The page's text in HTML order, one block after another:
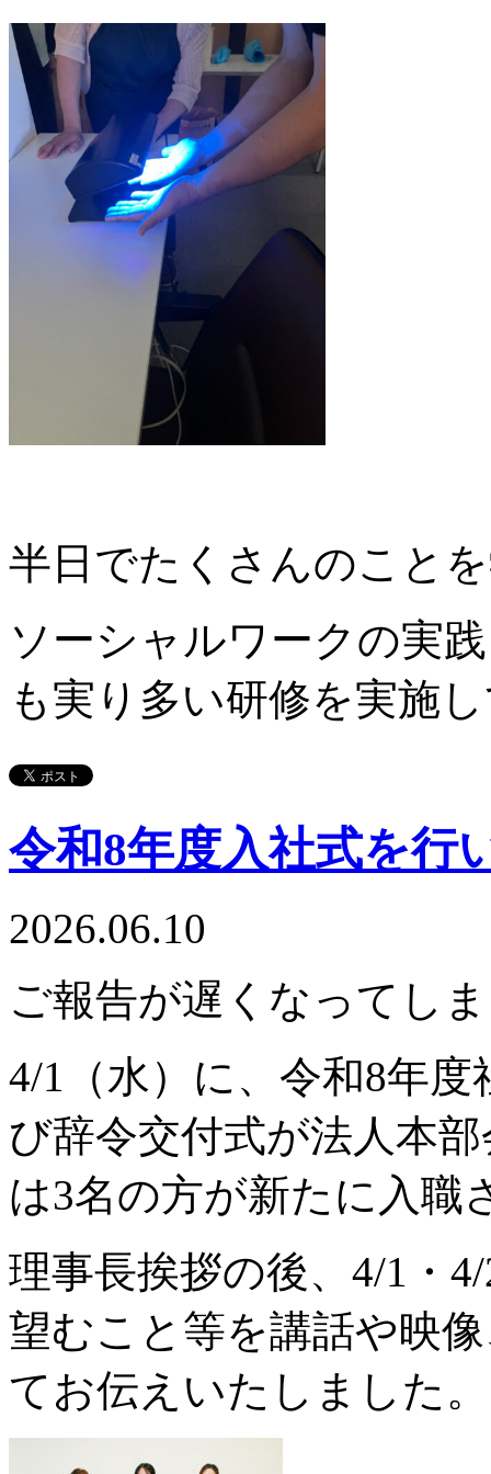
半日でたくさんのこと
ソーシャルワークの実
も実り多い研修を実施
令和8年度入社式を行
2026.06.10
ご報告が遅くなってし
4/1（水）に、令和8年
び辞令交付式が法人本
は3名の方が新たに入職
理事長挨拶の後、4/1・
望むこと等を講話や映
てお伝えいたしました。